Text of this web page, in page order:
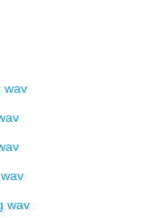
wav
wav
wav